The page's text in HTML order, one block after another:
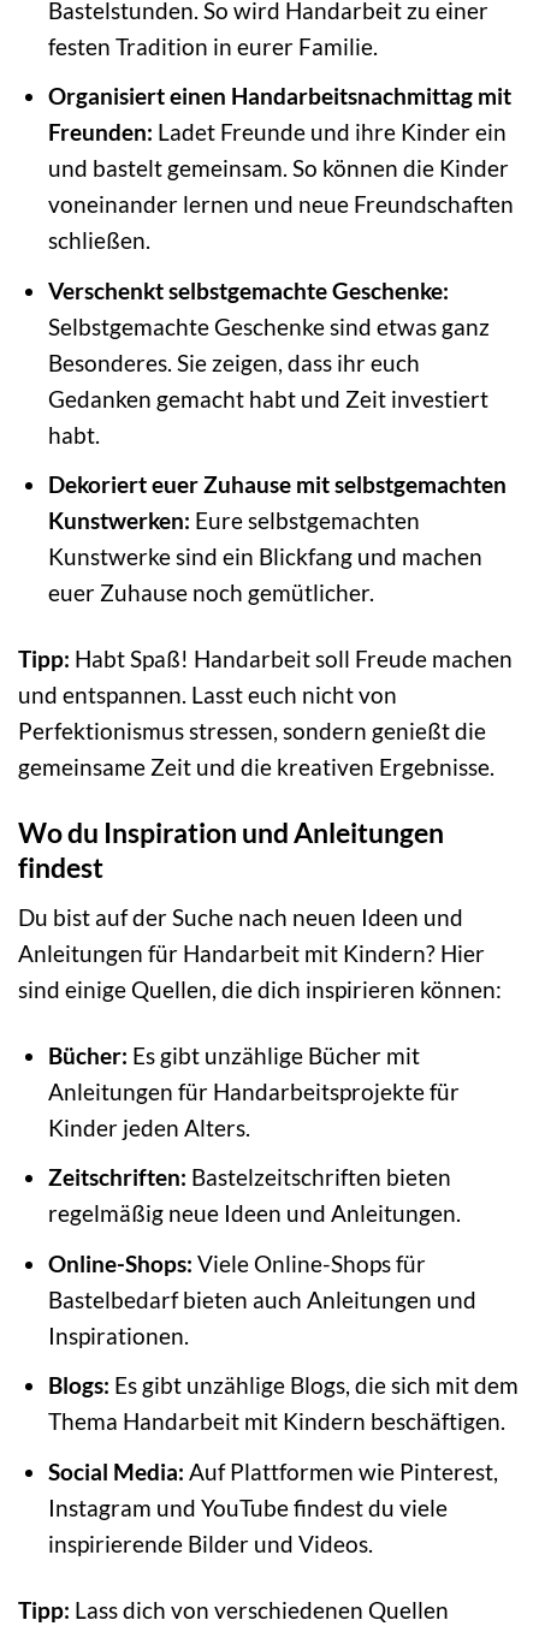
Bastelstunden. So wird Handarbeit zu einer
festen Tradition in eurer Familie.
Organisiert einen Handarbeitsnachmittag mit
Freunden: Ladet Freunde und ihre Kinder ein
und bastelt gemeinsam. So können die Kinder
voneinander lernen und neue Freundschaften
schließen.
Verschenkt selbstgemachte Geschenke:
Selbstgemachte Geschenke sind etwas ganz
Besonderes. Sie zeigen, dass ihr euch
Gedanken gemacht habt und Zeit investiert
habt.
Dekoriert euer Zuhause mit selbstgemachten
Kunstwerken: Eure selbstgemachten
Kunstwerke sind ein Blickfang und machen
euer Zuhause noch gemütlicher.
Tipp: Habt Spaß! Handarbeit soll Freude machen
und entspannen. Lasst euch nicht von
Perfektionismus stressen, sondern genießt die
gemeinsame Zeit und die kreativen Ergebnisse.
Wo du Inspiration und Anleitungen
findest
Du bist auf der Suche nach neuen Ideen und
Anleitungen für Handarbeit mit Kindern? Hier
sind einige Quellen, die dich inspirieren können:
Bücher: Es gibt unzählige Bücher mit
Anleitungen für Handarbeitsprojekte für
Kinder jeden Alters.
Zeitschriften: Bastelzeitschriften bieten
regelmäßig neue Ideen und Anleitungen.
Online-Shops: Viele Online-Shops für
Bastelbedarf bieten auch Anleitungen und
Inspirationen.
Blogs: Es gibt unzählige Blogs, die sich mit dem
Thema Handarbeit mit Kindern beschäftigen.
Social Media: Auf Plattformen wie Pinterest,
Instagram und YouTube findest du viele
inspirierende Bilder und Videos.
Tipp: Lass dich von verschiedenen Quellen